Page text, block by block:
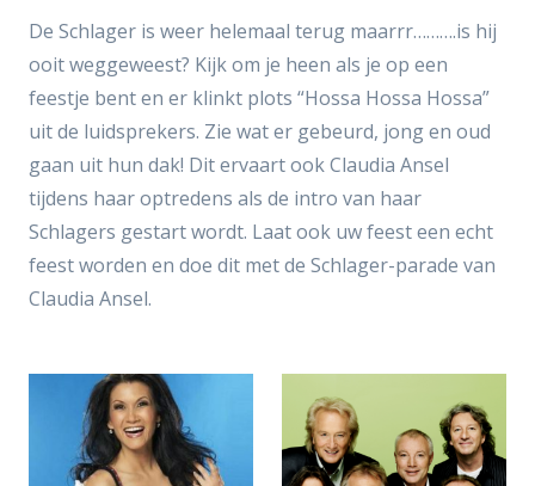
De Schlager is weer helemaal terug maarrr……….is hij
ooit weggeweest? Kijk om je heen als je op een
feestje bent en er klinkt plots “Hossa Hossa Hossa”
uit de luidsprekers. Zie wat er gebeurd, jong en oud
gaan uit hun dak! Dit ervaart ook Claudia Ansel
tijdens haar optredens als de intro van haar
Schlagers gestart wordt. Laat ook uw feest een echt
feest worden en doe dit met de Schlager-parade van
Claudia Ansel.